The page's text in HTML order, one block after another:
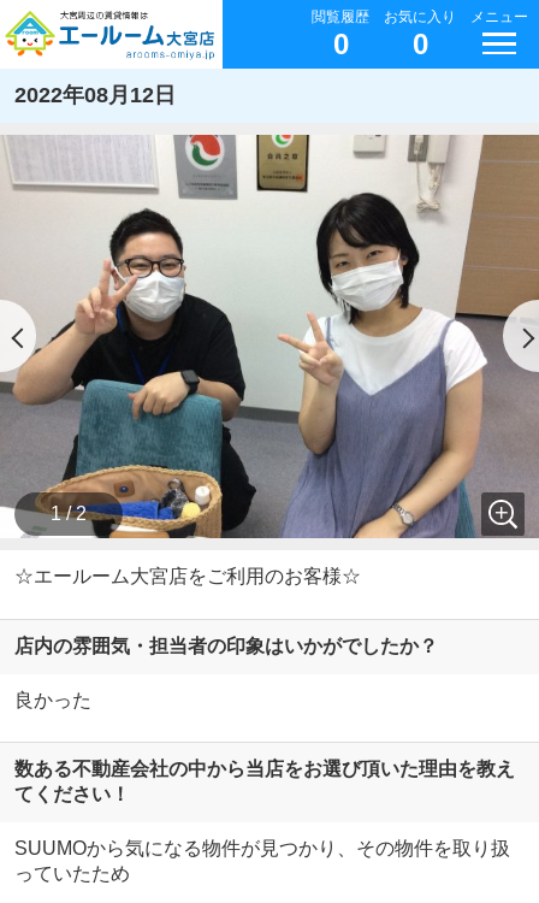
閲覧履歴
0
お気に入り
0
メニュー
2022年08月12日
1 / 2
☆エールーム大宮店をご利用のお客様☆
店内の雰囲気・担当者の印象はいかがでしたか？
良かった
数ある不動産会社の中から当店をお選び頂いた理由を教え
てください！
SUUMOから気になる物件が見つかり、その物件を取り扱
っていたため